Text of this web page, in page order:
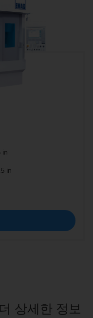
in
in
상세한 정보